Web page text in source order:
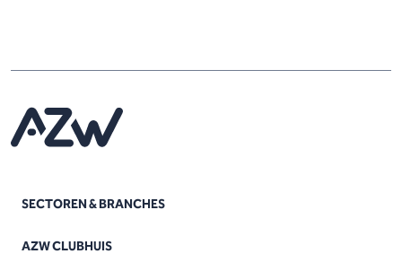
SECTOREN & BRANCHES
AZW CLUBHUIS